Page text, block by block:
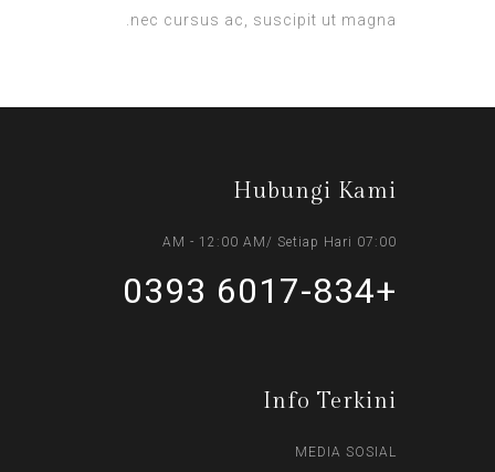
nec cursus ac, suscipit ut magna.
Hubungi Kami
07:00 AM - 12:00 AM/ Setiap Hari
+6017-834 0393
Info Terkini
MEDIA SOSIAL